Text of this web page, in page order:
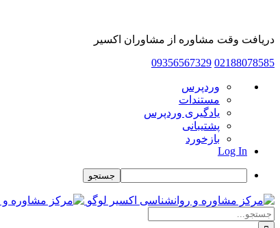
دریافت وقت مشاوره از مشاوران اکسیر
02188078585
09356567329
درباره
وردپرس
وردپرس
مستندات
یادگیری وردپرس
پشتیبانی
بازخورد
Log In
جستجو
Skip
to
content
جستجو
برای: